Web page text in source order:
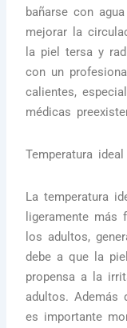
bañarse con
mejorar la
la piel tersa y
con un
calientes,
médicas
Temperatura
La temperatura
ligeramente más
los adultos,
debe a que la
propensa a la
adultos. Además
es importante